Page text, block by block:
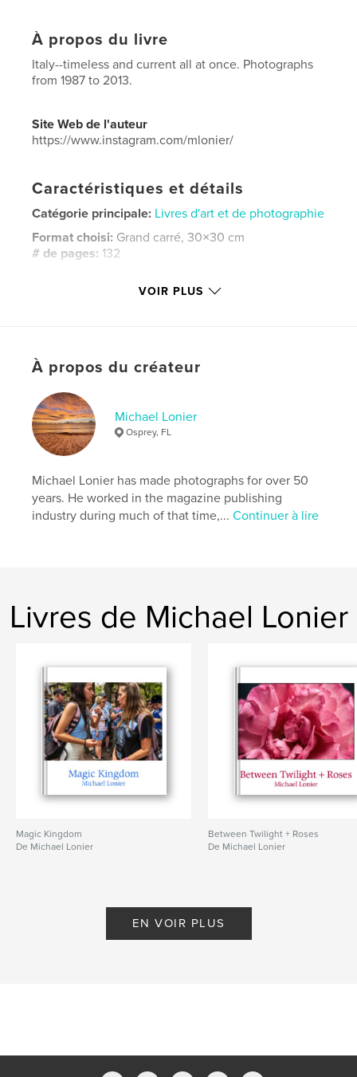
À propos du livre
Italy--timeless and current all at once. Photographs
from 1987 to 2013.
Site Web de l'auteur
https://www.instagram.com/mlonier/
Caractéristiques et détails
Catégorie principale: Livres d'art et de photographie
Format choisi: Grand carré, 30×30 cm
# de pages: 132
VOIR PLUS
À propos du créateur
Michael Lonier
Osprey, FL
Michael Lonier has made photographs for over 50
years. He worked in the magazine publishing
industry during much of that time,...Continuer à lire
Livres de Michael Lonier
Magic Kingdom
De Michael Lonier
Between Twilight + Roses
De Michael Lonier
EN VOIR PLUS